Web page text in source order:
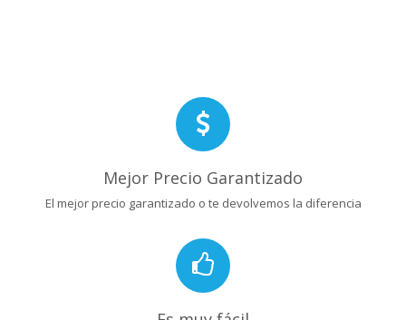
Mejor Precio Garantizado
El mejor precio garantizado o te devolvemos la diferencia